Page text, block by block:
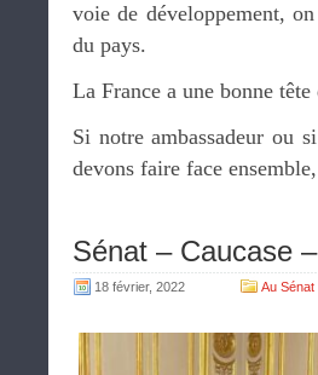
voie de développement,
du pays.
La France a une bonne
Si notre ambassadeur ou
devons faire face
Sénat – Caucase
18 février, 2022 Au Sénat